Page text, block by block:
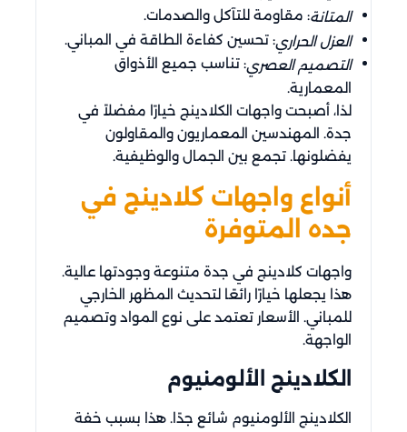
المتانة: مقاومة للتآكل والصدمات.
العزل الحراري: تحسين كفاءة الطاقة في المباني.
التصميم العصري: تناسب جميع الأذواق
المعمارية.
لذا، أصبحت واجهات الكلادينج خيارًا مفضلاً في
جدة. المهندسين المعماريون والمقاولون
يفضلونها. تجمع بين الجمال والوظيفية.
أنواع واجهات كلادينج في
جده المتوفرة
واجهات كلادينج في جدة متنوعة وجودتها عالية.
هذا يجعلها خيارًا رائعًا لتحديث المظهر الخارجي
للمباني. الأسعار تعتمد على نوع المواد وتصميم
الواجهة.
الكلادينج الألومنيوم
الكلادينج الألومنيوم شائع جدًا. هذا بسبب خفة